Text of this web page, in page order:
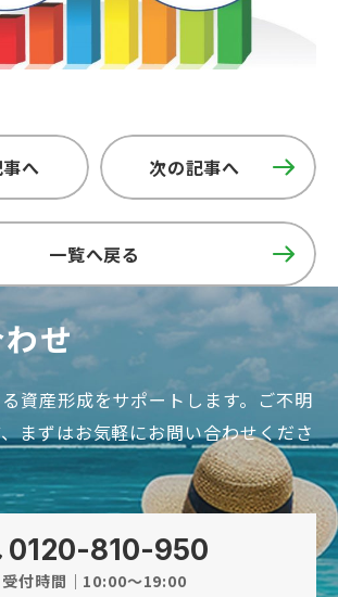
へ 次の記事へ
一覧へ戻る
せ
資産形成をサポートします。 ご不明
まずはお気軽にお問い合わせくださ
0120-810-950
受付時間｜10:00～19:00